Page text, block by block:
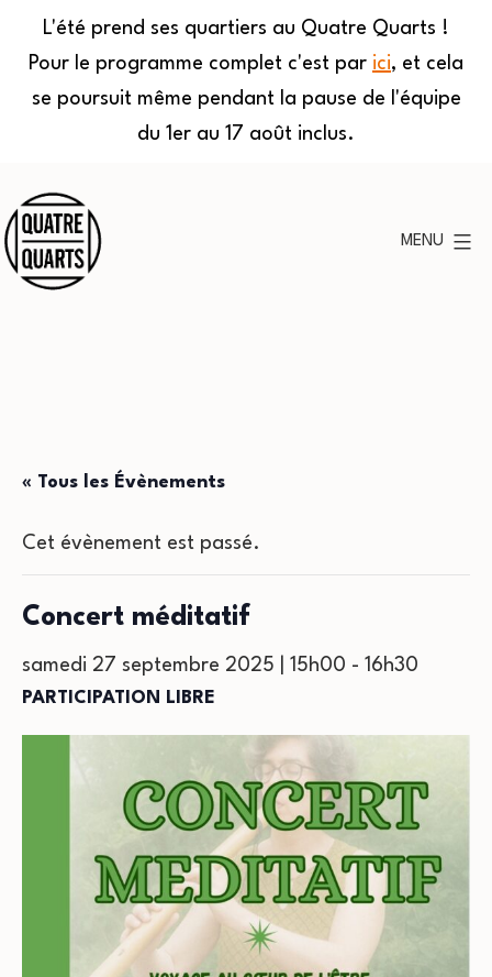
L'été prend ses quartiers au Quatre Quarts !
Pour le programme complet c'est par ici, et cela
se poursuit même pendant la pause de l'équipe
du 1er au 17 août inclus.
au
contenu
MENU
« Tous les Évènements
Cet évènement est passé.
Concert méditatif
samedi 27 septembre 2025 | 15h00 - 16h30
PARTICIPATION LIBRE